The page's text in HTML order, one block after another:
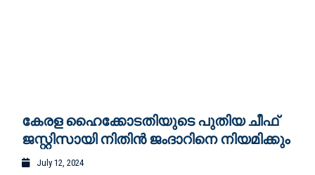
കേരള ഹൈക്കോടതിയുടെ പുതിയ ചീഫ്
ജസ്റ്റിസായി നിതിൻ ജംദാറിനെ നിയമിക്കും
July 12, 2024